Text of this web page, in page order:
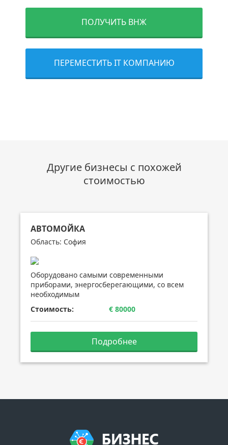
ПОЛУЧИТЬ ВНЖ
ПЕРЕМЕСТИТЬ IT КОМПАНИЮ
Другие бизнесы с похожей
стоимостью
АВТОМОЙКА
Область: София
Оборудовано самыми современными
приборами, энергосберегающими, со всем
необходимым
Стоимость:
€ 80000
Подробнее